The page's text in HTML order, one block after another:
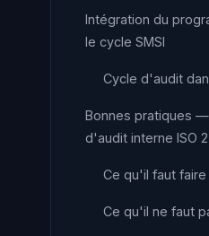
Intégration du
le cycle SMSI
Cycle d'audit
Bonnes pratiques
d'audit interne ISO
Ce qu'il faut faire
Ce qu'il ne faut